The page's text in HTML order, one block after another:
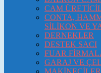
CAM
CONTA,
SİLİKON VE
DERNEKLER
DESTEK SACI
FUAR
GARAJ VE
MAKİNECİLER